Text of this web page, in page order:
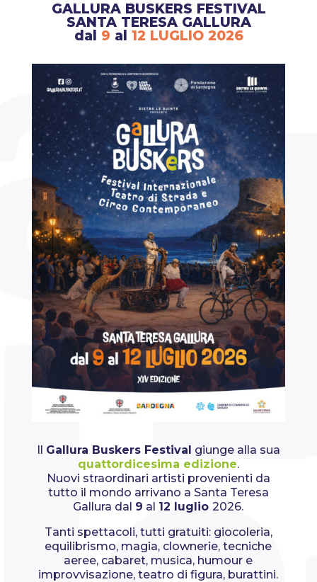
GALLURA BUSKERS FESTIVAL
SANTA TERESA GALLURA
dal
9 al 12 LUGLIO 2026
Il Gallura Buskers Festival giunge alla sua
quattordicesima edizione.
Nuovi straordinari artisti provenienti da
tutto il mondo arrivano a Santa Teresa
Gallura dal 9 al 12 luglio2026.
Tanti spettacoli, tutti gratuiti: giocoleria,
equilibrismo, magia, clownerie, tecniche
aeree, cabaret, musica, humour e
improvvisazione, teatro di figura, burattini.